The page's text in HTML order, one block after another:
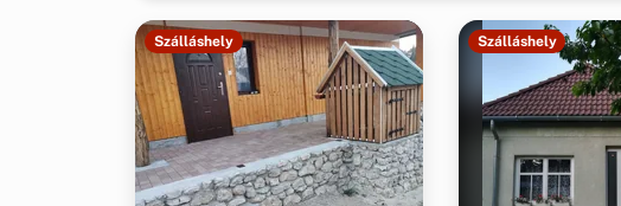
Szálláshely Szálláshely